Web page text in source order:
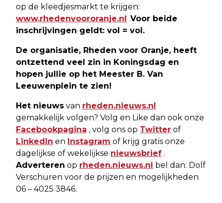
op de kleedjesmarkt te krijgen:
www.rhedenvoororanje.nl .Voor beide
inschrijvingen geldt: vol = vol.
De organisatie, Rheden voor Oranje, heeft
ontzettend veel zin in Koningsdag en
hopen jullie op het Meester B. Van
Leeuwenplein te zien!
Het nieuws van rheden.nieuws.nl
gemakkelijk volgen? Volg en Like dan ook onze
Facebookpagina , volg ons op Twitter of
LinkedIn en Instagram of krijg gratis onze
dagelijkse of wekelijkse nieuwsbrief .
Adverteren op rheden.nieuws.nl bel dan: Dolf
Verschuren voor de prijzen en mogelijkheden
06 – 4025 3846.